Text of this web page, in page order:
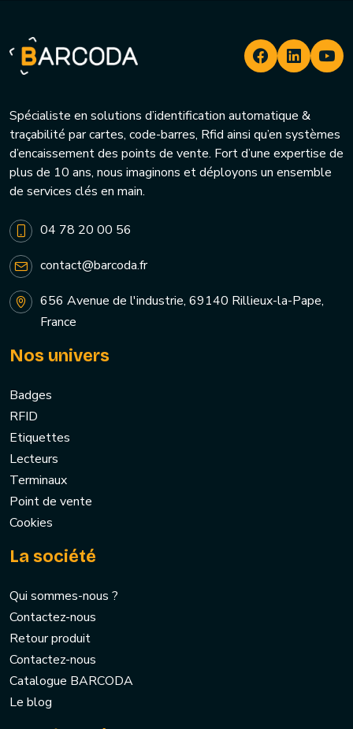
Spécialiste en solutions d’identification automatique &
traçabilité par cartes, code-barres, Rfid ainsi qu’en systèmes
d’encaissement des points de vente. Fort d’une expertise de
plus de 10 ans, nous imaginons et déployons un ensemble
de services clés en main.
04 78 20 00 56
contact@barcoda.fr
656 Avenue de l'industrie, 69140 Rillieux-la-Pape,
France
Nos univers
Badges
RFID
Etiquettes
Lecteurs
Terminaux
Point de vente
Cookies
La société
Qui sommes-nous ?
Contactez-nous
Retour produit
Contactez-nous
Catalogue BARCODA
Le blog